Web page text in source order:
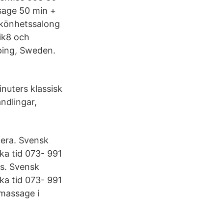
50 min +
och
Sweden.
klassisk
Svensk
tid 073- 991
Svensk
tid 073- 991
i